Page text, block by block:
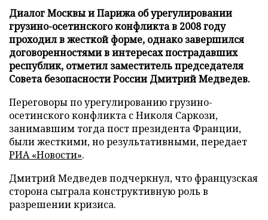
Диалог Москвы и Парижа об урегулировании
грузино-осетинского конфликта в 2008 году
проходил в жесткой форме, однако завершился
договоренностями в интересах пострадавших
республик, отметил заместитель председателя
Совета безопасности России Дмитрий Медведев.
Переговоры по урегулированию грузино-
осетинского конфликта с Николя Саркози,
занимавшим тогда пост президента Франции,
были жесткими, но результативными, передает
РИА «Новости».
Дмитрий Медведев подчеркнул, что французская
сторона сыграла конструктивную роль в
разрешении кризиса.